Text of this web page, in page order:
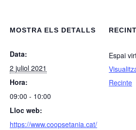
MOSTRA ELS DETALLS
Data:
2 juliol 2021
Hora:
09:00 - 10:00
Lloc web:
https://www.coopsetania.cat/
Espai
Recinte